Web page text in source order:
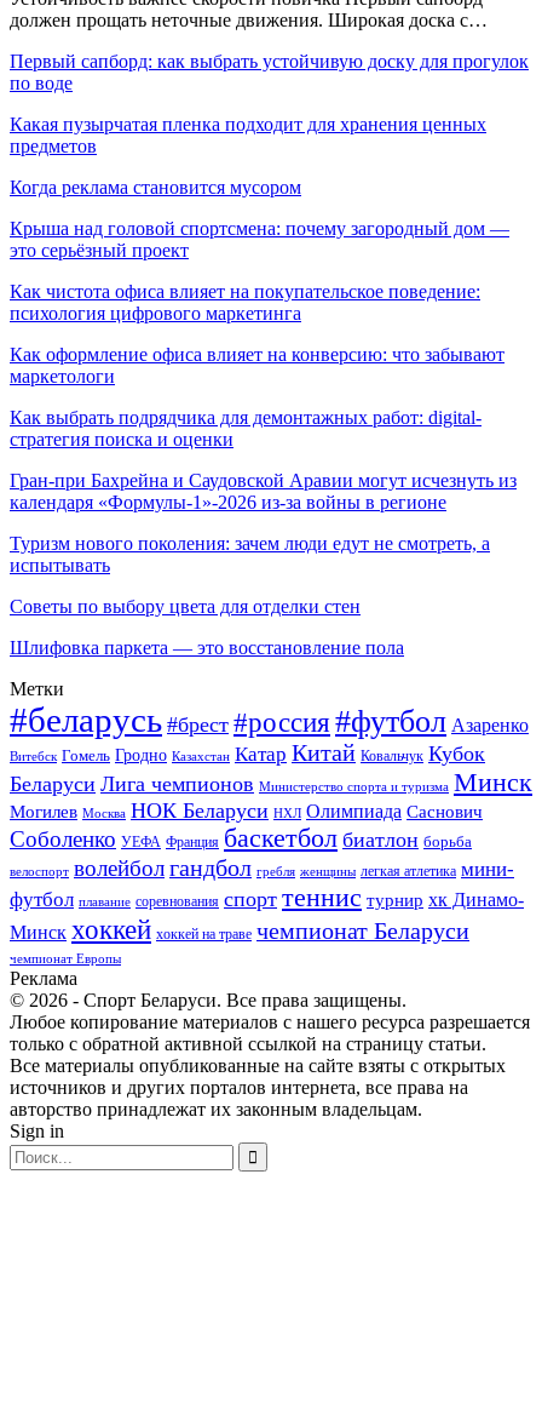
должен прощать неточные движения. Широкая доска с…
Первый сапборд: как выбрать устойчивую доску для прогулок
по воде
Какая пузырчатая пленка подходит для хранения ценных
предметов
Когда реклама становится мусором
Крыша над головой спортсмена: почему загородный дом —
это серьёзный проект
Как чистота офиса влияет на покупательское поведение:
психология цифрового маркетинга
Как оформление офиса влияет на конверсию: что забывают
маркетологи
Как выбрать подрядчика для демонтажных работ: digital-
стратегия поиска и оценки
Гран-при Бахрейна и Саудовской Аравии могут исчезнуть из
календаря «Формулы-1»-2026 из-за войны в регионе
Туризм нового поколения: зачем люди едут не смотреть, а
испытывать
Советы по выбору цвета для отделки стен
Шлифовка паркета — это восстановление пола
Метки
#беларусь #брест #россия#футбол Азаренко
Витебск Гомель Гродно Казахстан Катар Китай Ковальчук Кубок
Беларуси Лига чемпионов Министерство спорта и туризма Минск
Могилев Москва НОК Беларуси НХЛ Олимпиада Саснович
Соболенко УЕФА Франция баскетбол биатлон борьба
велоспорт волейболгандбол гребля женщины легкая атлетика мини-
футбол плавание соревнования спорт теннис турнир хк Динамо-
Минск хоккей хоккей на траве чемпионат Беларуси
чемпионат Европы
Реклама
© 2026 - Спорт Беларуси. Все права защищены.
Любое копирование материалов с нашего ресурса разрешается
только с обратной активной ссылкой на страницу статьи.
Все материалы опубликованные на сайте взяты с открытых
источников и других порталов интернета, все права на
авторство принадлежат их законным владельцам.
Sign in